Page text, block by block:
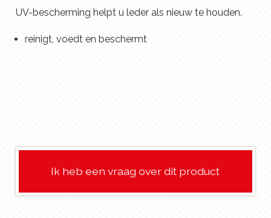
UV-bescherming helpt u leder als nieuw te houden.
reinigt, voedt en beschermt
Ik heb een vraag over dit product